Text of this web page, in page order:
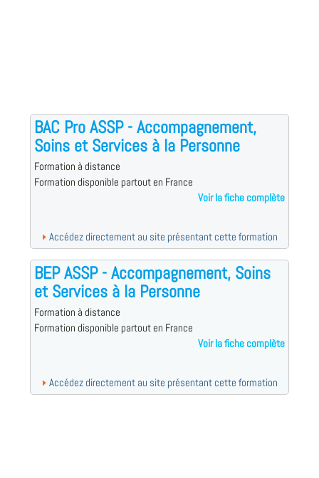
BAC Pro ASSP - Accompagnement,
Soins et Services à la Personne
Formation à distance
Formation disponible partout en France
Voir la fiche complète
Accédez directement au site présentant cette formation
BEP ASSP - Accompagnement, Soins
et Services à la Personne
Formation à distance
Formation disponible partout en France
Voir la fiche complète
Accédez directement au site présentant cette formation